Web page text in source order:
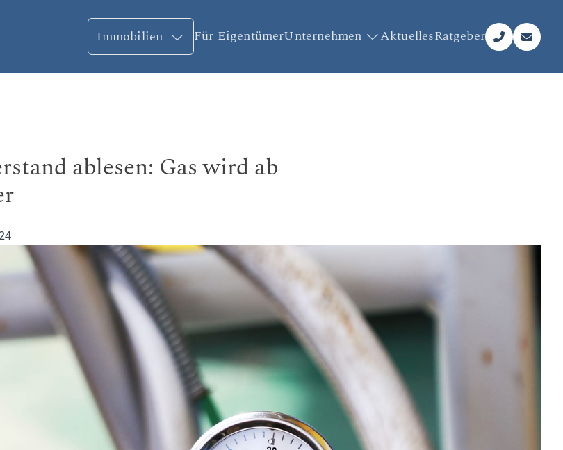
Immobilien Für EigentümerUnternehmen AktuellesRatgeber
ablesen: Gas wird ab